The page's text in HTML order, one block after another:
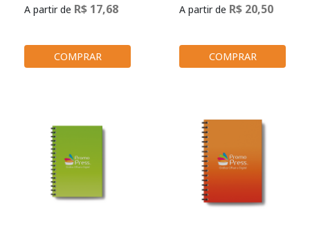
A partir de R$ 17,68
COMPRAR
A partir de R$ 20,50
COMPRAR